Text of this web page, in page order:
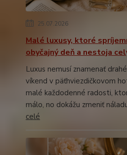
25.07.2026
Malé luxusy, ktoré
obyčajný deň a nestoja
Luxus nemusí znamenať
víkend v päťhviezdičkovom
malé každodenné radosti,
málo, no dokážu zmeniť
celé